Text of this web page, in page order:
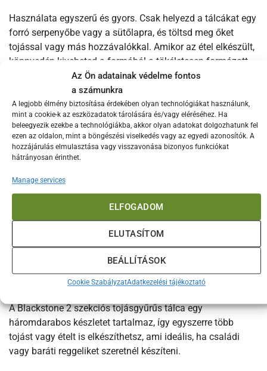
Az Ön adatainak védelme fontos
a számunkra
A legjobb élmény biztosítása érdekében olyan technológiákat használunk,
mint a cookie-k az eszközadatok tárolására és/vagy eléréséhez. Ha
beleegyezik ezekbe a technológiákba, akkor olyan adatokat dolgozhatunk fel
ezen az oldalon, mint a böngészési viselkedés vagy az egyedi azonosítók. A
hozzájárulás elmulasztása vagy visszavonása bizonyos funkciókat
hátrányosan érinthet.
Manage services
ELFOGADOM
ELUTASÍTOM
BEÁLLÍTÁSOK
Cookie SzabályzatAdatkezelési tájékoztató
Használata egyszerű és gyors. Csak helyezd a tálcákat egy
forró serpenyőbe vagy a sütőlapra, és töltsd meg őket
tojással vagy más hozzávalókkal. Amikor az étel elkészült,
könnyedén kiveheted a formából a tökéletesen formázott
tojásokat vagy muffinok a végeredmény
A termék nemcsak tojások elkészítéséhez használható.
Praktikusan használható például hamburgerhús vagy
palacsinta formázására is.
A készlet három darabja összecsukható és egymásba
konyhádban vagy a konyhai fiókban.
tisztíthatóak, akár kézzel, akár mosogatógépben. A
készlet hosszú élettartamot garantál, így hosszú távon
Méretek: 12,5 (sz) x 26 (h) x 2 cm (m)
A csomag tartalma
A Blackstone 2 szekciós tojásgyűrűs tálca egy
háromdarabos készletet tartalmaz, így egyszerre több
tojást vagy ételt is elkészíthetsz, ami ideális, ha családi
vagy baráti reggeliket szeretnél készíteni.